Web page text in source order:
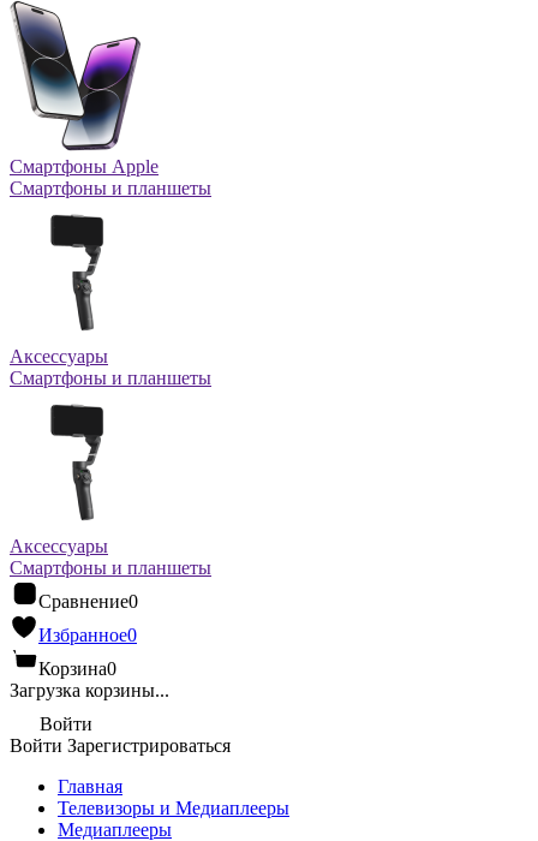
Смартфоны Apple
Смартфоны и планшеты
Аксессуары
Смартфоны и планшеты
Аксессуары
Смартфоны и планшеты
Сравнение0
Избранное0
Корзина0
Загрузка корзины...
Войти
Войти Зарегистрироваться
Главная
Телевизоры и Медиаплееры
Медиаплееры